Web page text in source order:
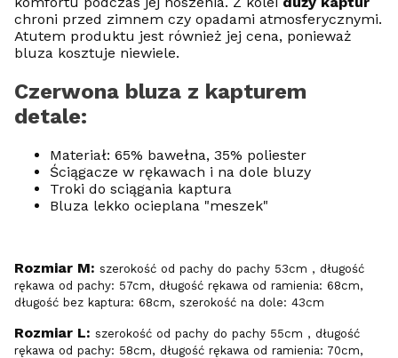
chroni przed zimnem czy opadami atmosferycznymi.
Atutem produktu jest również jej cena, ponieważ
bluza kosztuje niewiele.
Czerwona bluza z kapturem
detale:
Materiał: 65% bawełna, 35% poliester
Ściągacze w rękawach i na dole bluzy
Troki do sciągania kaptura
Bluza lekko ocieplana "meszek"
Rozmiar M: szerokość od pachy do pachy 53cm , długość
rękawa od pachy: 57cm, długość rękawa od ramienia: 68cm,
długość bez kaptura: 68cm, szerokość na dole: 43cm
Rozmiar L: szerokość od pachy do pachy 55cm , długość
rękawa od pachy: 58cm, długość rękawa od ramienia: 70cm,